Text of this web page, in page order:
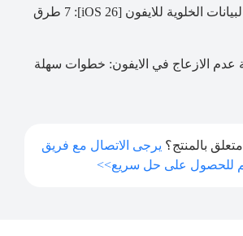
حل مشكلة البيانات الخلوية للايفون [iOS 26]: 7 طرق
عدم الازعاج في الايفون: خطوات سهلة
بالمنتج؟ يرجى الاتصال مع فريق
للحصول على حل سريع>>